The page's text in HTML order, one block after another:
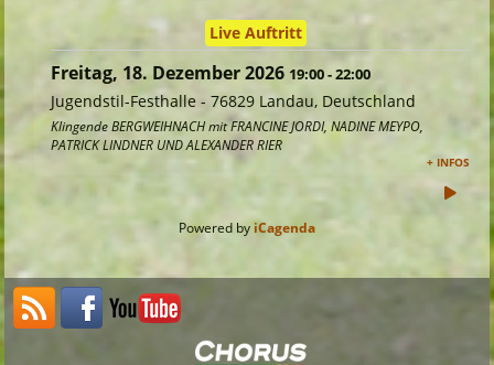
Live Auftritt
Freitag, 18. Dezember 2026 19:00-22:00
Jugendstil-Festhalle-76829 Landau, Deutschland
Klingende BERGWEIHNACH mit FRANCINE JORDI, NADINE MEYPO,
PATRICK LINDNER UND ALEXANDER RIER
+ INFOS
Powered by iCagenda